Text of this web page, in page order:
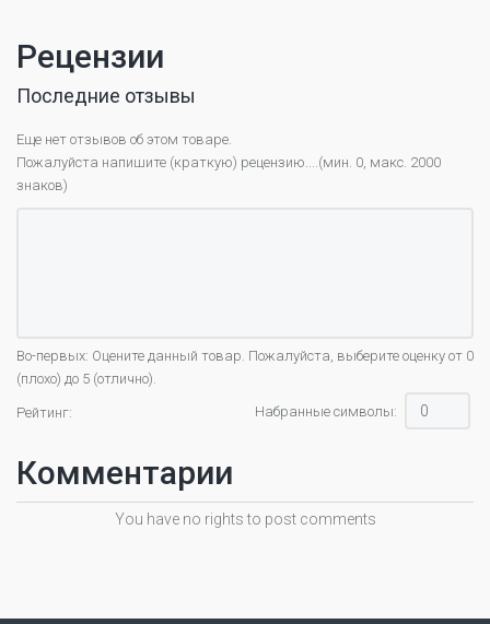
Рецензии
Последние отзывы
Еще нет отзывов об этом товаре.
Пожалуйста напишите (краткую) рецензию....(мин. 0, макс. 2000
знаков)
Во-первых: Оцените данный товар. Пожалуйста, выберите оценку от 0
(плохо) до 5 (отлично).
Рейтинг: Набранные символы:
Комментарии
You have no rights to post comments